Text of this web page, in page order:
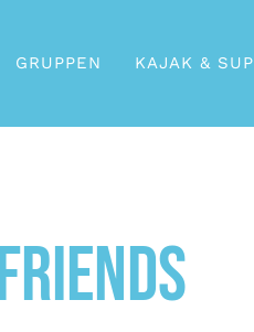
GRUPPEN KAJAK & SUP